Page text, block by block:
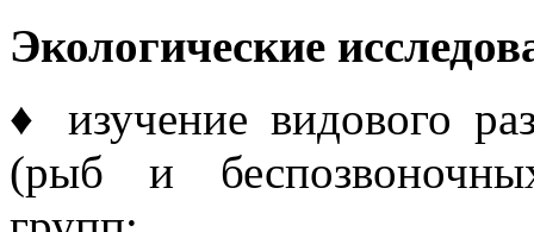
Экологические
♦ изучение видового
(рыб и